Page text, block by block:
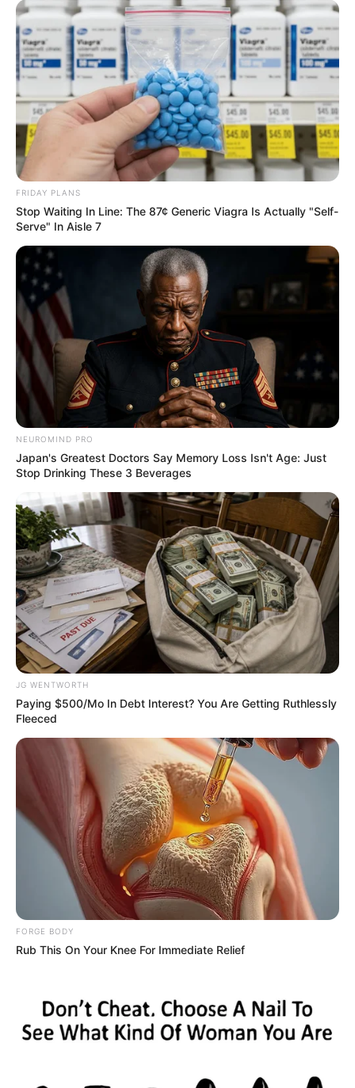
FRIDAY PLANS
Men 45+ Are Trying This To Perform Better
MEDVI
4x Stronger Than Viagra! This To Perform Better
MEDVI
Men Over 40 Are Instantly Ditching Prescription Pills
For These 4x Stronger Pills
This Trick Will Give You An Erection At Any Age
MEDVI
FRIDAY PLANS
Stop Waiting In Line: The 87¢ Generic Viagra Is Actually "Self-
Serve" In Aisle 7
NEUROMIND PRO
Japan's Greatest Doctors Say Memory Loss Isn't Age: Just
Stop Drinking These 3 Beverages
JG WENTWORTH
Paying $500/Mo In Debt Interest? You Are Getting Ruthlessly
Fleeced
FORGE BODY
Rub This On Your Knee For Immediate Relief